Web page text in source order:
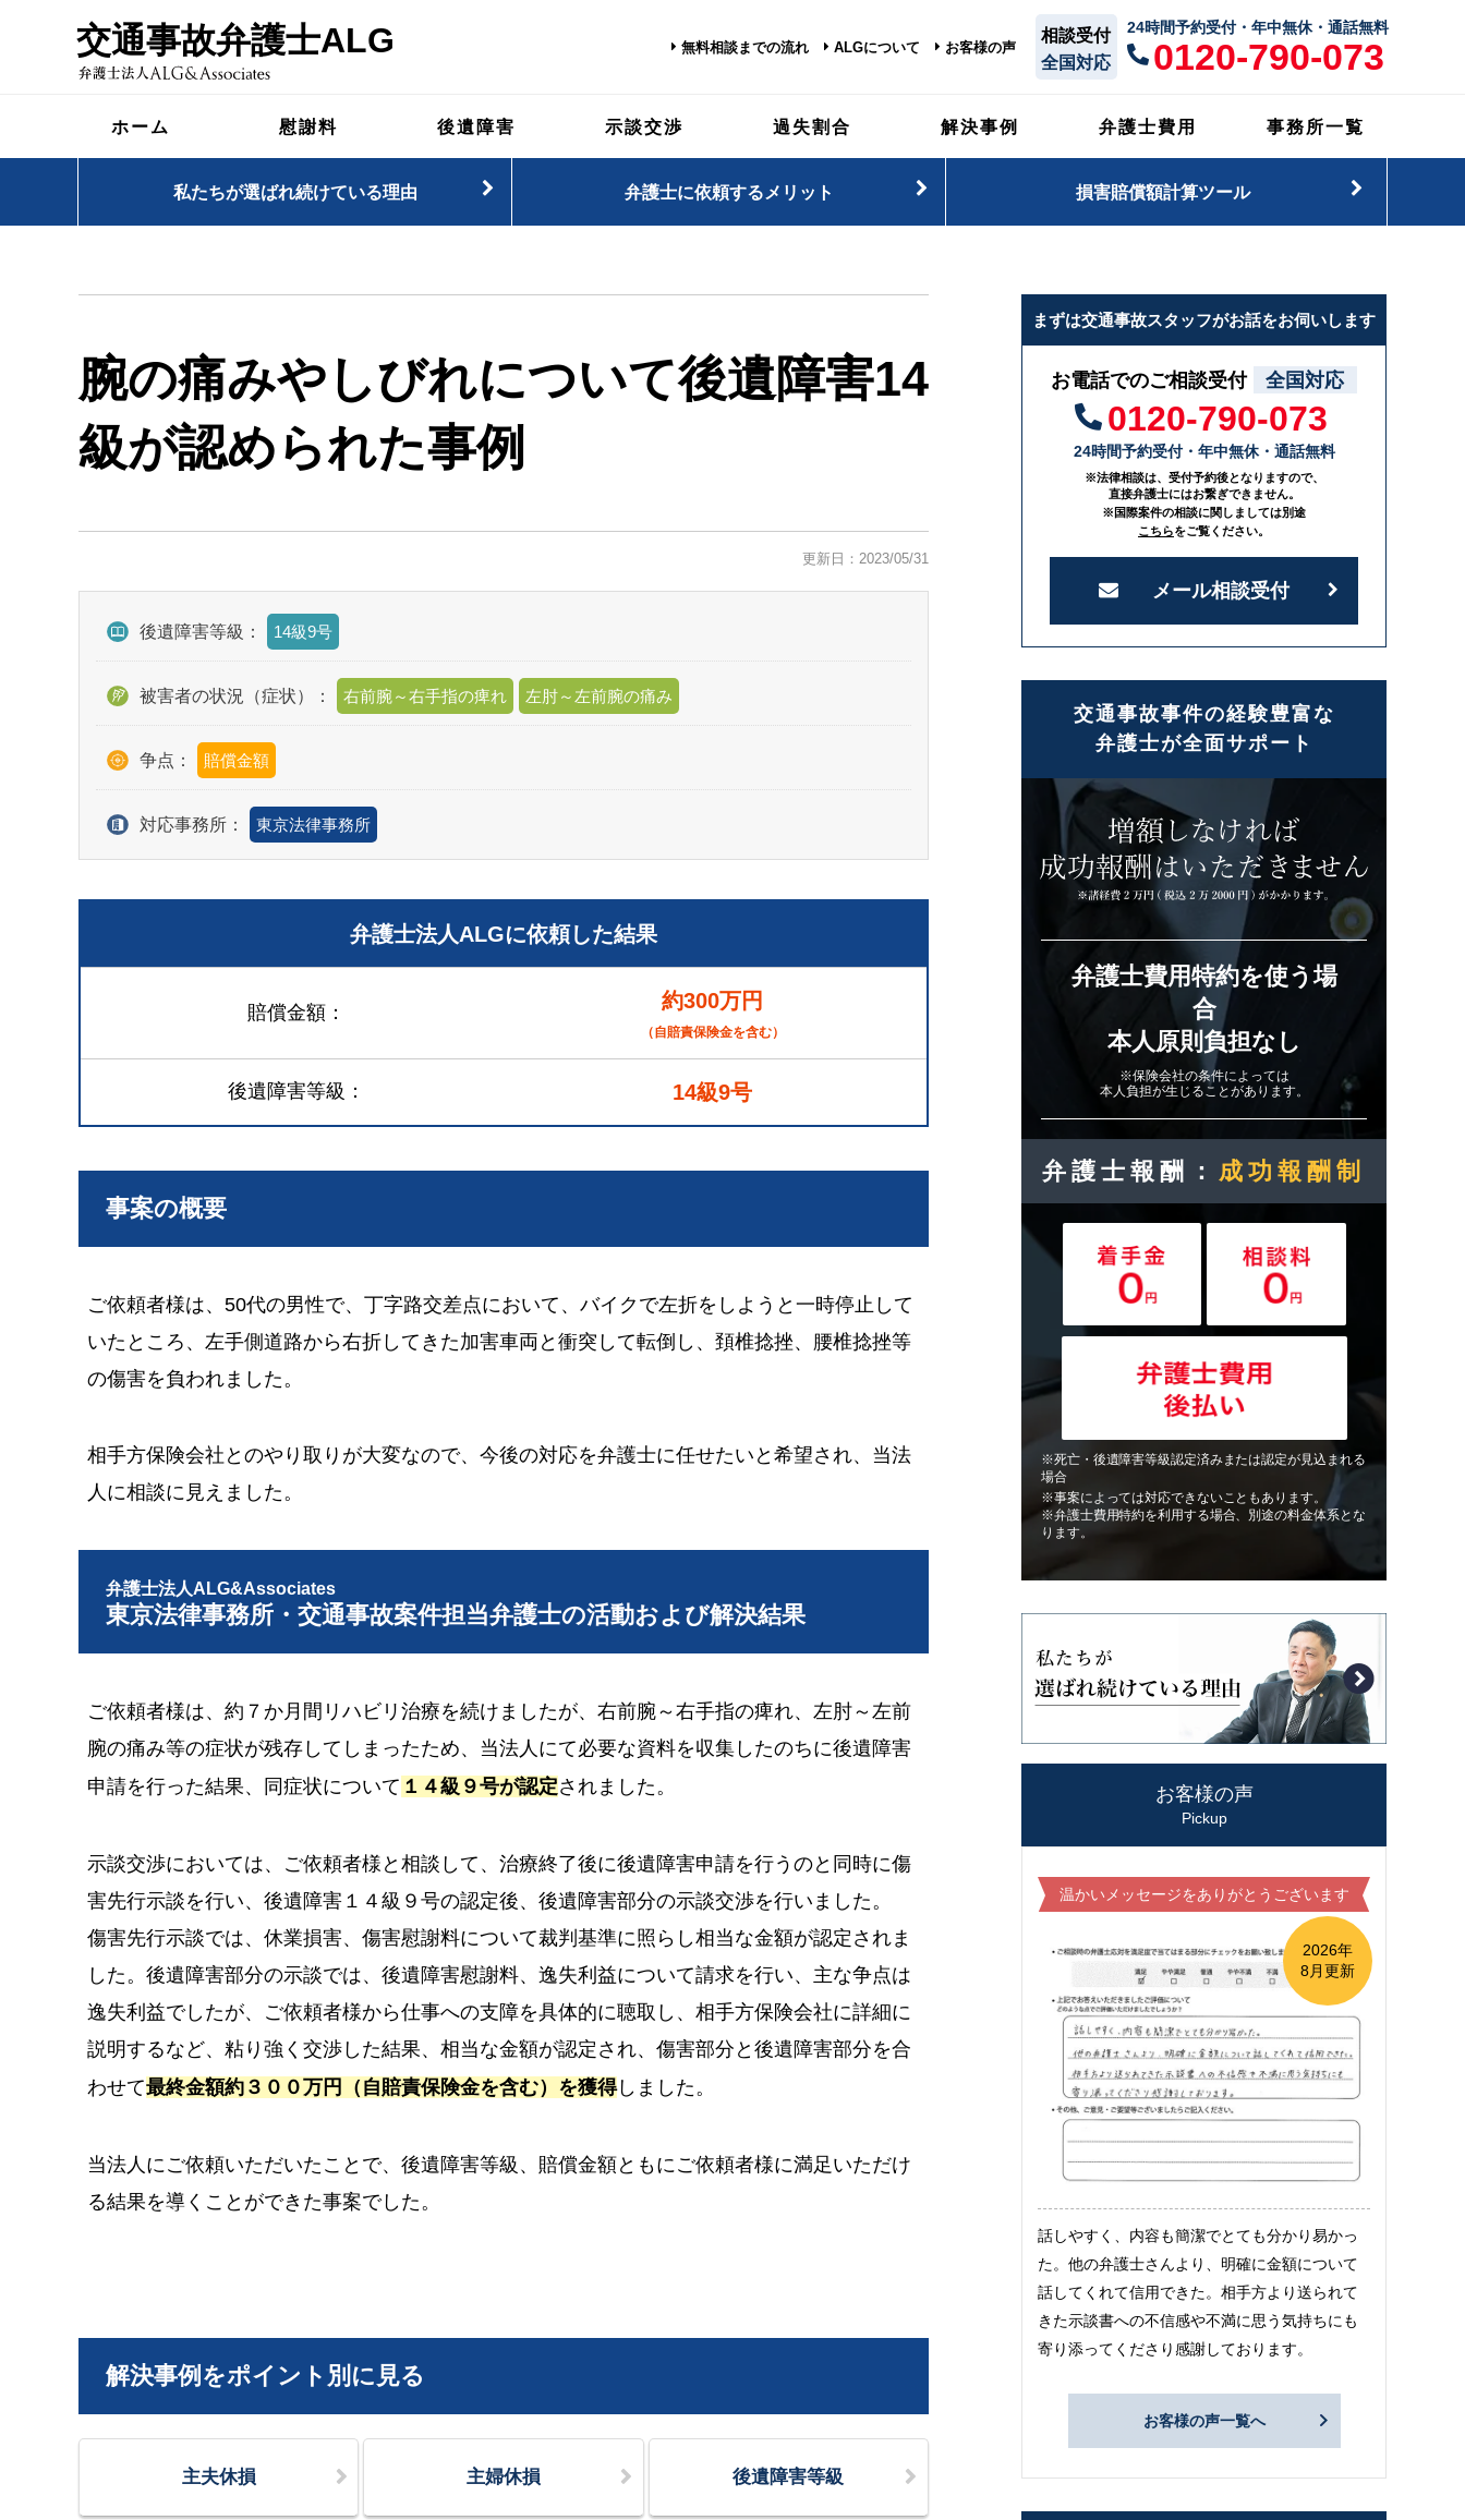
交通事故弁護士ALG 無料相談までの流れ ALGについて お客様の声
相談受付
全国対応
24時間予約受付・年中無休・通話無料
0120-790-073
ホーム 慰謝料 後遺障害 示談交渉 過失割合 解決事例 弁護士費用 事務所一覧
私たちが選ばれ続けている理由 弁護士に依頼するメリット 損害賠償額計算ツール
腕の痛みやしびれについて後遺障害14
級が認められた事例
更新日：2023/05/31
後遺障害等級： 14級9号
被害者の状況（症状）： 右前腕～右手指の痺れ 左肘～左前腕の痛み
争点： 賠償金額
対応事務所： 東京法律事務所
弁護士法人ALGに依頼した結果
賠償金額 約300万円
（自賠責保険金を含む）
後遺障害等級 14級9号
事案の概要
ご依頼者様は、50代の男性で、丁字路交差点において、バイクで左折をしようと一時停止して
いたところ、左手側道路から右折してきた加害車両と衝突して転倒し、頚椎捻挫、腰椎捻挫等
の傷害を負われました。
相手方保険会社とのやり取りが大変なので、今後の対応を弁護士に任せたいと希望され、当法
人に相談に見えました。
弁護士法人ALG&Associates
東京法律事務所・交通事故案件担当弁護士の活動および解決結果
ご依頼者様は、約７か月間リハビリ治療を続けましたが、右前腕～右手指の痺れ、左肘～左前
腕の痛み等の症状が残存してしまったため、当法人にて必要な資料を収集したのちに後遺障害
申請を行った結果、同症状について １４級９号が認定されました。
示談交渉においては、ご依頼者様と相談して、治療終了後に後遺障害申請を行うのと同時に傷
害先行示談を行い、後遺障害１４級９号の認定後、後遺障害部分の示談交渉を行いました。
傷害先行示談では、休業損害、傷害慰謝料について裁判基準に照らし相当な金額が認定されま
した。後遺障害部分の示談では、後遺障害慰謝料、逸失利益について請求を行い、主な争点は
逸失利益でしたが、ご依頼者様から仕事への支障を具体的に聴取し、相手方保険会社に詳細に
説明するなど、粘り強く交渉した結果、相当な金額が認定され、傷害部分と後遺障害部分を合
わせて最終金額約３００万円（自賠責保険金を含む）を獲得しました。
当法人にご依頼いただいたことで、後遺障害等級、賠償金額ともにご依頼者様に満足いただけ
る結果を導くことができた事案でした。
解決事例をポイント別に見る
主夫休損 主婦休損 後遺障害等級
まずは交通事故スタッフがお話をお伺いします
お電話でのご相談受付 全国対応
0120-790-073
24時間予約受付・年中無休・通話無料
※法律相談は、受付予約後となりますので、
直接弁護士にはお繋ぎできません。
※国際案件の相談に関しましては別途
こちらをご覧ください。
メール相談受付
交通事故事件の経験豊富な
弁護士が全面サポート
弁護士費用特約を使う場
合
本人原則負担なし
※保険会社の条件によっては
本人負担が生じることがあります。
弁護士報酬： 成功報酬制
※死亡・後遺障害等級認定済みまたは認定が見込まれる
場合
※事案によっては対応できないこともあります。
※弁護士費用特約を利用する場合、別途の料金体系とな
ります。
お客様の声
Pickup
温かいメッセージをありがとうございます
2026年
8月更新
話しやすく、内容も簡潔でとても分かり易かっ
た。他の弁護士さんより、明確に金額について
話してくれて信用できた。相手方より送られて
きた示談書への不信感や不満に思う気持ちにも
寄り添ってくださり感謝しております。
お客様の声一覧へ